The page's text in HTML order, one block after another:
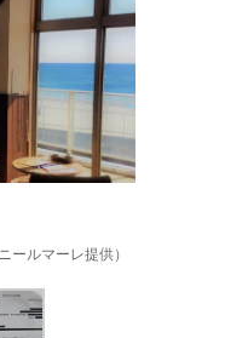
ールマーレ提供）